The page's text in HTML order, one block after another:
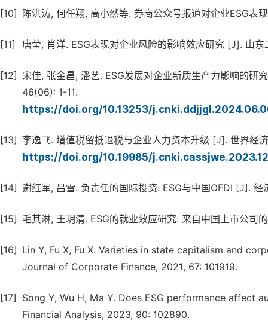
[10] 陈洪涛, 何任翔, 高小然等. 券商公众号报道对企业ESG
[11] 唐莹, 肖洋. ESG表现对企业风险的影响效应研究 [J]. 山
[12]
宋佳, 张金昌, 潘艺. ESG发展对企业新质生产力影响的
46(06): 1-11.
https://doi.org/10.13253/
[13] 李逸飞. 增值税留抵退税与企业人力资本升级 [J]. 世界经
https://doi.org/10.19985/
[14] 谢红军, 吕雪. 负责任的国际投资: ESG与中国OFDI [J].
[15] 毛其淋, 王玥清. ESG的就业效应研究: 来自中国上市公
[16]
Lin Y, Fu X, Fu X. Varieties in state capitalism and
Journal of Corporate Finance, 2021, 67: 101919.
[17]
Song Y, Wu H, Ma Y. Does ESG performance affect
Financial Analysis, 2023, 90: 102890.